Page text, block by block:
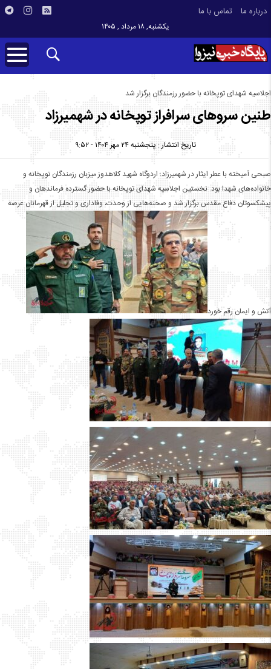
درباره ما تماس با ما
یکشنبه, ۱۸ مرداد , ۱۴۰۵
اجلاسیه شهدای توپخانه با حضور رزمندگان برگزار شد
طنین سروهای سرافراز توپخانه در شهمیرزاد
تاریخ انتشار : پنجشنبه ۲۴ مهر ۱۴۰۴ - ۹:۵۲
صبحی آمیخته با عطر ایثار در شهمیرزاد؛ اردوگاه شهید کلاهدوز میزبان رزمندگان توپخانه و
خانواده‌های شهدا بود. نخستین اجلاسیه شهدای توپخانه با حضور گسترده فرماندهان و
پیشکسوتان دفاع مقدس برگزار شد و صحنه‌هایی از وحدت، وفاداری و تجلیل از قهرمانان عرصه
آتش و ایمان رقم خورد